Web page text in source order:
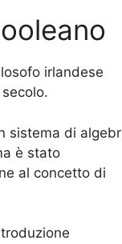
irlandese
secolo.
sistema di
è stato
al concetto di